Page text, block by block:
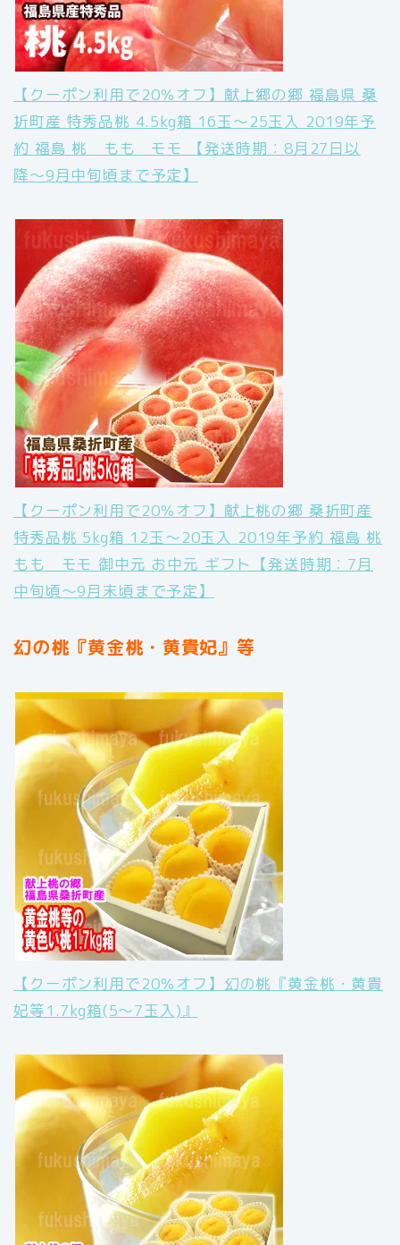
【クーポン利用で20％オフ】献上郷の郷 福島県 桑
折町産 特秀品桃 4.5kg箱 16玉〜25玉入 2019年予
約 福島 桃 もも モモ 【発送時期：8月27日以
降〜9月中旬頃まで予定】
【クーポン利用で20％オフ】献上桃の郷 桑折町産
特秀品桃 5kg箱 12玉〜20玉入 2019年予約 福島 桃
もも モモ 御中元 お中元 ギフト【発送時期：7月
中旬頃〜9月末頃まで予定】
幻の桃『黄金桃・黄貴妃』等
【クーポン利用で20％オフ】幻の桃『黄金桃・黄貴
妃等1.7kg箱(5〜7玉入)』